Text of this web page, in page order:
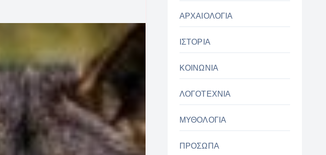
ΑΡΧΑΙΟΛΟΓΙΑ
ΙΣΤΟΡΙΑ
ΚΟΙΝΩΝΙΑ
ΛΟΓΟΤΕΧΝΙΑ
ΜΥΘΟΛΟΓΙΑ
ΠΡΟΣΩΠΑ